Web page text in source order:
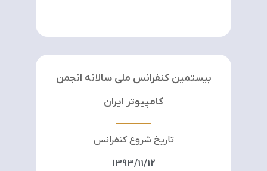
بیستمین کنفرانس ملی سالانه انجمن
کامپیوتر ایران
تاریخ شروع کنفرانس
1393/11/12